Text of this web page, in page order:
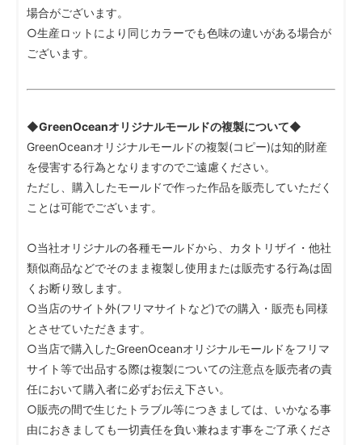
場合がございます。
○生産ロットにより同じカラーでも色味の違いがある場合が
ございます。
◆GreenOceanオリジナルモールドの複製について◆
GreenOceanオリジナルモールドの複製(コピー)は知的財産
を侵害する行為となりますのでご遠慮ください。
ただし、購入したモールドで作った作品を販売していただく
ことは可能でございます。
○当社オリジナルの各種モールドから、カタトリザイ・他社
類似商品などでそのまま複製し使用または販売する行為は固
くお断り致します。
○当店のサイト外(フリマサイトなど)での購入・販売も同様
とさせていただきます。
○当店で購入したGreenOceanオリジナルモールドをフリマ
サイト等で出品する際は複製についての注意点を販売者の責
任において購入者に必ずお伝え下さい。
○販売の間で生じたトラブル等につきましては、いかなる事
由におきましても一切責任を負い兼ねます事をご了承くださ